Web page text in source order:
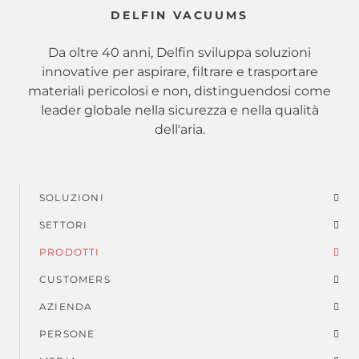
DELFIN VACUUMS
Da oltre 40 anni, Delfin sviluppa soluzioni
innovative per aspirare, filtrare e trasportare
materiali pericolosi e non, distinguendosi come
leader globale nella sicurezza e nella qualità
dell'aria.
Menu
di
piè
di
pagina
SOLUZIONI
SETTORI
PRODOTTI
CUSTOMERS
AZIENDA
PERSONE